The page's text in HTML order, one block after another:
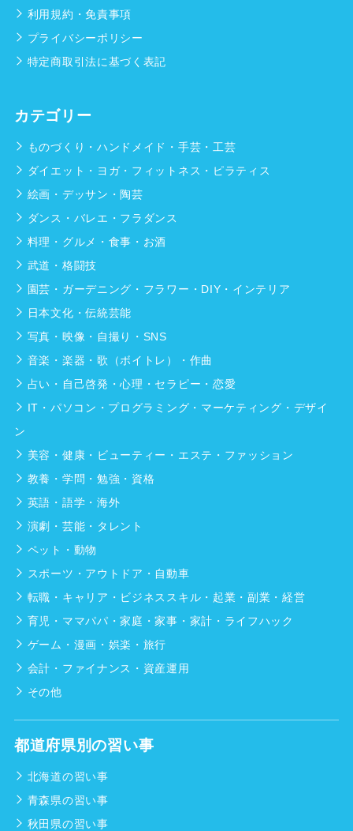
利用規約・免責事項
プライバシーポリシー
特定商取引法に基づく表記
カテゴリー
ものづくり・ハンドメイド・手芸・工芸
ダイエット・ヨガ・フィットネス・ピラティス
絵画・デッサン・陶芸
ダンス・バレエ・フラダンス
料理・グルメ・食事・お酒
武道・格闘技
園芸・ガーデニング・フラワー・DIY・インテリア
日本文化・伝統芸能
写真・映像・自撮り・SNS
音楽・楽器・歌（ボイトレ）・作曲
占い・自己啓発・心理・セラピー・恋愛
IT・パソコン・プログラミング・マーケティング・デザイ
ン
美容・健康・ビューティー・エステ・ファッション
教養・学問・勉強・資格
英語・語学・海外
演劇・芸能・タレント
ペット・動物
スポーツ・アウトドア・自動車
転職・キャリア・ビジネススキル・起業・副業・経営
育児・ママパパ・家庭・家事・家計・ライフハック
ゲーム・漫画・娯楽・旅行
会計・ファイナンス・資産運用
その他
都道府県別の習い事
北海道の習い事
青森県の習い事
秋田県の習い事